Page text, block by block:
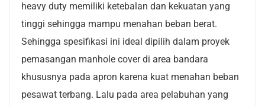
heavy duty memiliki ketebalan dan kekuatan yang
tinggi sehingga mampu menahan beban berat.
Sehingga spesifikasi ini ideal dipilih dalam proyek
pemasangan manhole cover di area bandara
khususnya pada apron karena kuat menahan beban
pesawat terbang. Lalu pada area pelabuhan yang